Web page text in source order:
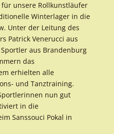
für unsere Rollkunstläufer
Winterlager in die
Unter der Leitung des
Patrick Venerucci aus
aus Brandenburg
das
erhielten alle
und Tanztraining.
nun gut
in die
Sanssouci Pokal in